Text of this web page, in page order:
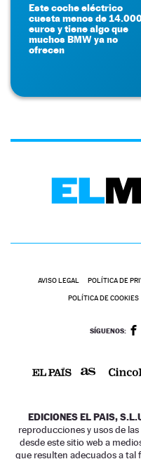
Este coche eléctrico
cuesta menos de
euros y tiene algo que
muchos BMW ya no
ofrecen
AVISO LEGAL POLÍTICA DE
POLÍTICA DE COOKIES
SÍGUENOS:
EDICIONES EL PAIS,
reproducciones y usos de
desde este sitio web a
que resulten adecuados a